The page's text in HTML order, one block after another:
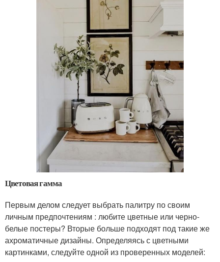
Цветовая гамма
Первым делом следует выбрать палитру по своим
личным предпочтениям : любите цветные или черно-
белые постеры? Вторые больше подходят под такие же
ахроматичные дизайны. Определяясь с цветными
картинками, следуйте одной из проверенных моделей: